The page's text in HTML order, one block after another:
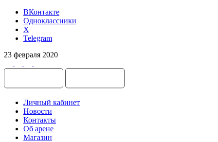
ВКонтакте
Одноклассники
X
Telegram
23 февраля 2020
Личный кабинет
Новости
Контакты
Об арене
Магазин